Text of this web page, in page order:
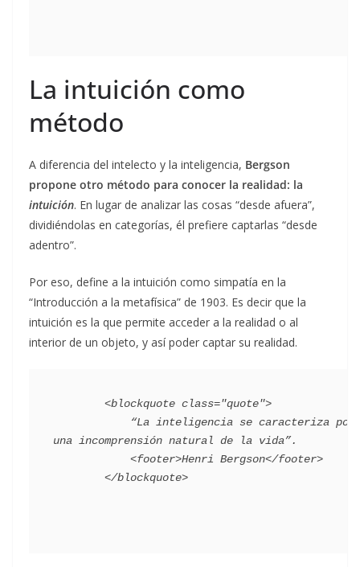
La intuición como
método
A diferencia del intelecto y la inteligencia, Bergson
propone otro método para conocer la realidad: la
intuición. En lugar de analizar las cosas “desde afuera”,
dividiéndolas en categorías, él prefiere captarlas “desde
adentro”.
Por eso, define a la intuición como simpatía en la
“Introducción a la metafísica” de 1903. Es decir que la
intuición es la que permite acceder a la realidad o al
interior de un objeto, y así poder captar su realidad.
una incomprensión natural de la vida”.